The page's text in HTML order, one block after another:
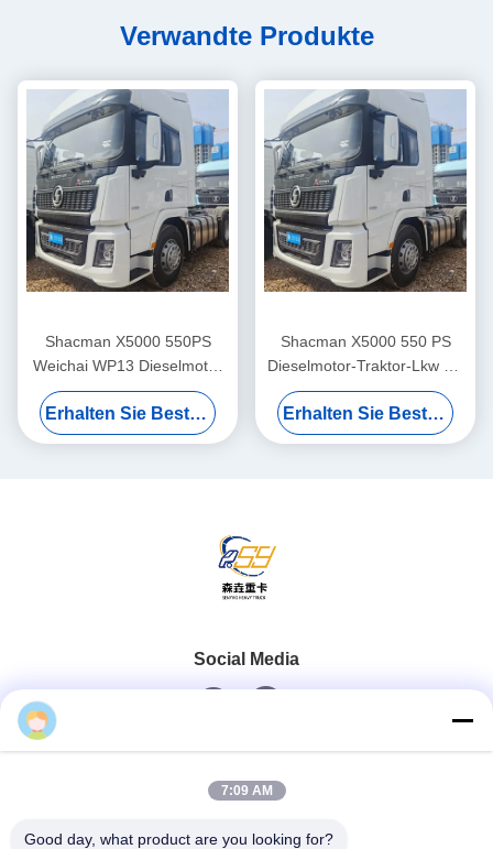
Verwandte Produkte
Shacman X5000 550PS
Weichai WP13 Dieselmotor
6×4 Antriebsrad-
Zugmaschine mit 21-30t
Ladekapazität
Erhalten Sie Besten Preis
Shacman X5000 550 PS
Dieselmotor-Traktor-Lkw mit
21-30 t Ladekapazität und
Euro 5 Emissionsstandard
Erhalten Sie Besten Preis
Social Media
Schneller Kontakt
7:09 AM
Good day, what product are you looking for?